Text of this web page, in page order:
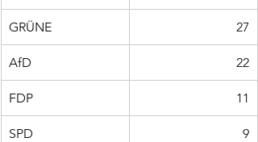
GRÜNE 27
AfD 22
FDP 11
SPD 9